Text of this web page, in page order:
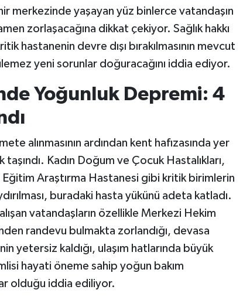
merkezinde yaşayan yüz binlerce vatandaşın
zorlaşacağına dikkat çekiyor. Sağlık hakkı
hastanenin devre dışı bırakılmasının mevcut
yeni sorunlar doğuracağını iddia ediyor.
Yoğunluk Depremi: 4
alınmasının ardından kent hafızasında yer
Kadın Doğum ve Çocuk Hastalıkları,
Eğitim Araştırma Hastanesi gibi kritik birimlerin
buradaki hasta yükünü adeta katladı.
vatandaşların özellikle Merkezi Hekim
randevu bulmakta zorlandığı, devasa
yetersiz kaldığı, ulaşım hatlarında büyük
hayati öneme sahip yoğun bakım
olduğu iddia ediliyor.